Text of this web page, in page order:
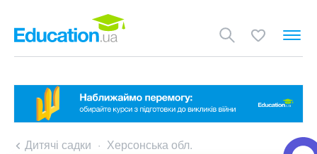
Дитячі садки Херсонська обл.